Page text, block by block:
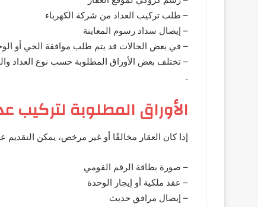
– طلب تركيب العداد من شركة الكهرباء
– إيصال سداد رسوم المعاينة
– في بعض الحالات قد يتم طلب موافقة الحي أو
– تختلف بعض الأوراق المطلوبة حسب نوع العداد
.
الأوراق المطلوبة لتركيب
إذا كان العقار مخالفًا أو غير مرخص، يمكن
– صورة بطاقة الرقم القومي
– عقد ملكية أو إيجار الوحدة
– إيصال مرافق حديث